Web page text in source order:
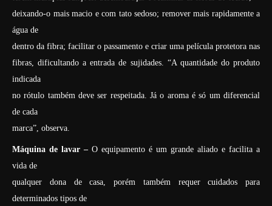
deixando-o mais macio e com tato sedoso; remover mais rapidamente a
água de
dentro da fibra; facilitar o passamento e criar uma película protetora nas
fibras, dificultando a entrada de sujidades. “A quantidade do produto
indicada
no rótulo também deve ser respeitada. Já o aroma é só um diferencial
de cada
marca”, observa.
Máquina de lavar – O equipamento é um grande aliado e facilita a
vida de
qualquer dona de casa, porém também requer cuidados para
determinados tipos de